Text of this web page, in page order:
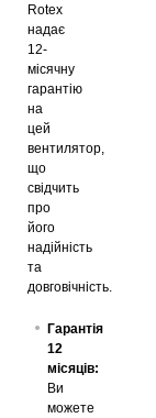
Rotex
надає
12-
місячну
гарантію
на
цей
вентилятор,
що
свідчить
про
його
надійність
та
довговічність.
Гарантія
12
місяців:
Ви
можете